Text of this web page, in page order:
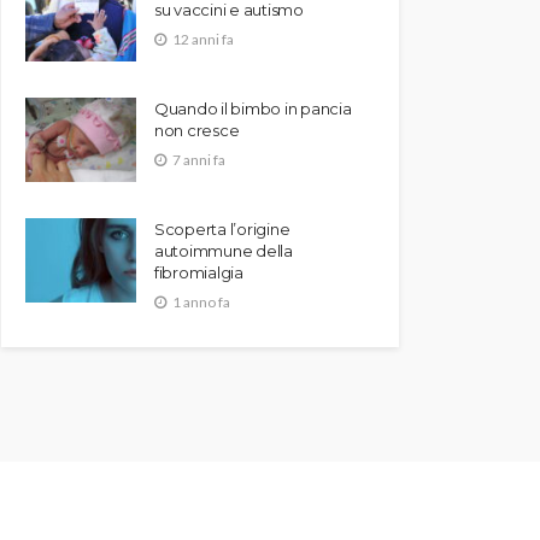
su vaccini e autismo
12 anni fa
Quando il bimbo in pancia
non cresce
7 anni fa
Scoperta l’origine
autoimmune della
fibromialgia
1 anno fa